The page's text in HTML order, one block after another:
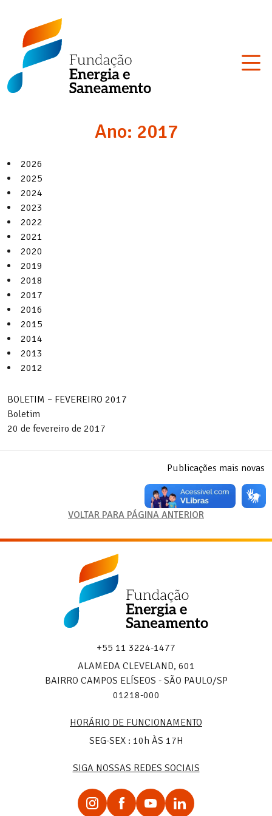
content
Fundação
Energia
Saneamento
Ano: 2017
2026
2025
2024
2023
2022
2021
2020
2019
2018
2017
2016
2015
2014
2013
2012
BOLETIM – FEVEREIRO 2017
Boletim
20 de fevereiro de 2017
Publicações mais novas
VOLTAR PARA PÁGINA ANTERIOR
Fundação
Energia
Saneamento
+55 11 3224-1477
ALAMEDA CLEVELAND, 601
BAIRRO CAMPOS ELÍSEOS - SÃO PAULO/SP
01218-000
HORÁRIO DE FUNCIONAMENTO
SEG-SEX : 10h ÀS 17H
SIGA NOSSAS REDES SOCIAIS